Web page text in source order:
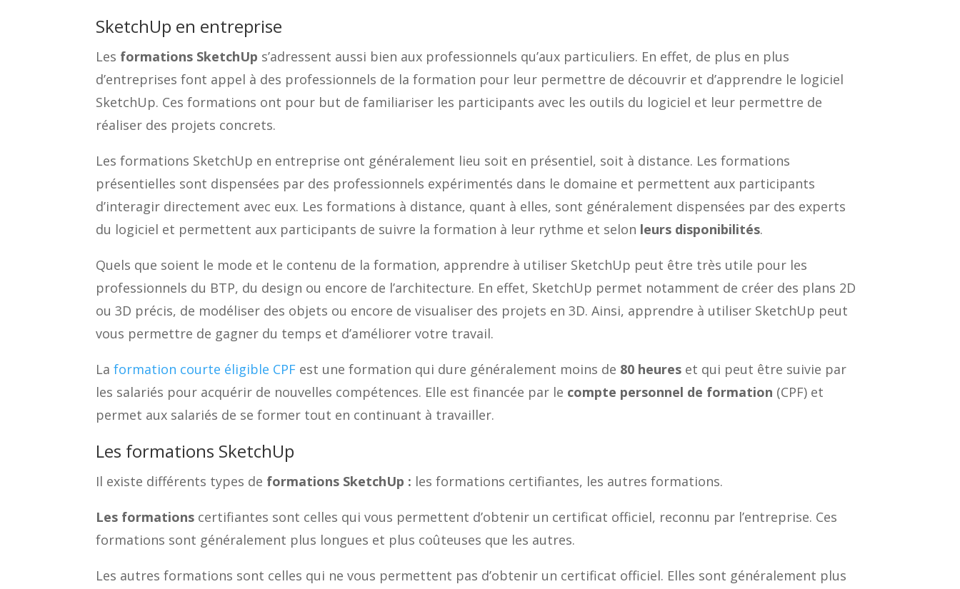
SketchUp en entreprise
Les formations SketchUp s’adressent aussi bien aux professionnels qu’aux particuliers. En effet, de plus en plus
d’entreprises font appel à des professionnels de la formation pour leur permettre de découvrir et d’apprendre le logiciel
SketchUp. Ces formations ont pour but de familiariser les participants avec les outils du logiciel et leur permettre de
réaliser des projets concrets.
Les formations SketchUp en entreprise ont généralement lieu soit en présentiel, soit à distance. Les formations
présentielles sont dispensées par des professionnels expérimentés dans le domaine et permettent aux participants
d’interagir directement avec eux. Les formations à distance, quant à elles, sont généralement dispensées par des experts
du logiciel et permettent aux participants de suivre la formation à leur rythme et selon leurs disponibilités.
Quels que soient le mode et le contenu de la formation, apprendre à utiliser SketchUp peut être très utile pour les
professionnels du BTP, du design ou encore de l’architecture. En effet, SketchUp permet notamment de créer des plans 2D
ou 3D précis, de modéliser des objets ou encore de visualiser des projets en 3D. Ainsi, apprendre à utiliser SketchUp peut
vous permettre de gagner du temps et d’améliorer votre travail.
Laformation courte éligible CPF est une formation qui dure généralement moins de 80 heures et qui peut être suivie par
les salariés pour acquérir de nouvelles compétences. Elle est financée par le compte personnel de formation (CPF) et
permet aux salariés de se former tout en continuant à travailler.
Les formations SketchUp
Il existe différents types de formations SketchUp : les formations certifiantes, les autres formations.
Les formations certifiantes sont celles qui vous permettent d’obtenir un certificat officiel, reconnu par l’entreprise. Ces
formations sont généralement plus longues et plus coûteuses que les autres.
Les autres formations sont celles qui ne vous permettent pas d’obtenir un certificat officiel. Elles sont généralement plus